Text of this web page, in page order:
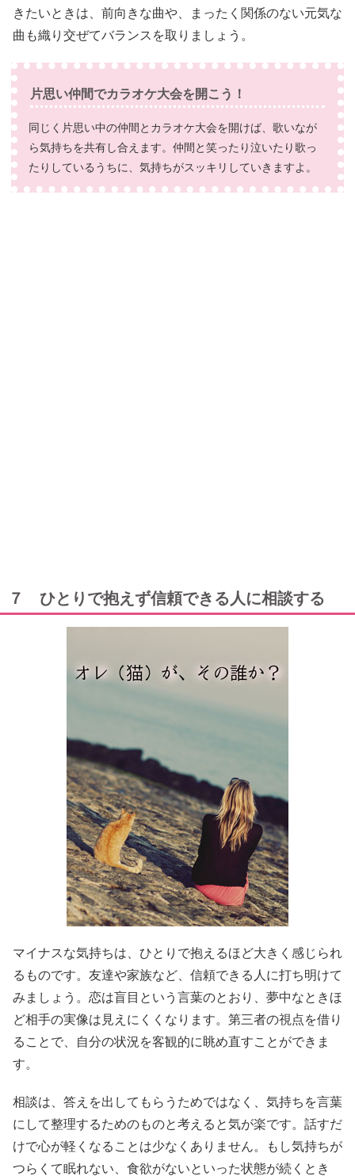
きたいときは、前向きな曲や、まったく関係のない元気な
曲も織り交ぜてバランスを取りましょう。
片思い仲間でカラオケ大会を開こう！
同じく片思い中の仲間とカラオケ大会を開けば、歌いなが
ら気持ちを共有し合えます。仲間と笑ったり泣いたり歌っ
たりしているうちに、気持ちがスッキリしていきますよ。
７ ひとりで抱えず信頼できる人に相談する
マイナスな気持ちは、ひとりで抱えるほど大きく感じられ
るものです。友達や家族など、信頼できる人に打ち明けて
みましょう。恋は盲目という言葉のとおり、夢中なときほ
ど相手の実像は見えにくくなります。第三者の視点を借り
ることで、自分の状況を客観的に眺め直すことができま
す。
相談は、答えを出してもらうためではなく、気持ちを言葉
にして整理するためのものと考えると気が楽です。話すだ
けで心が軽くなることは少なくありません。もし気持ちが
つらくて眠れない、食欲がないといった状態が続くとき